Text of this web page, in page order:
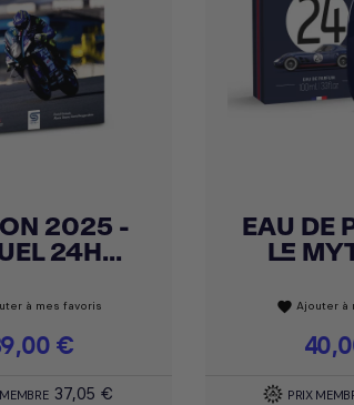
express2025 -
24H...
à mes favoris
€
37,05 €
Achat
EAU DE
LE
favorite Ajouter à
Prix
PRIX